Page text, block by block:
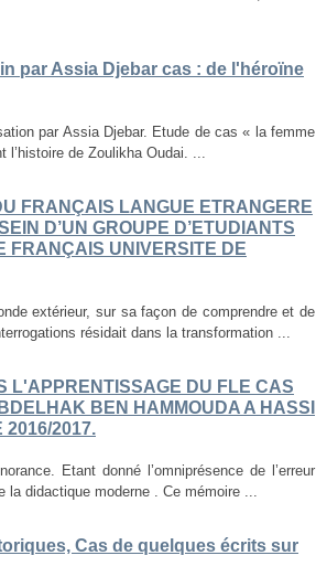
par Assia Djebar cas : de l'héroïne
par Assia Djebar. Etude de cas « la femme
de Zoulikha Oudai. ...
FRANÇAIS LANGUE ETRANGERE
D’UN GROUPE D’ETUDIANTS
FRANÇAIS UNIVERSITE DE
extérieur, sur sa façon de comprendre et de
résidait dans la transformation ...
L'APPRENTISSAGE DU FLE CAS
BEN HAMMOUDA A HASSI
2016/2017.
Etant donné l’omniprésence de l’erreur
la didactique moderne . Ce mémoire ...
Cas de quelques écrits sur